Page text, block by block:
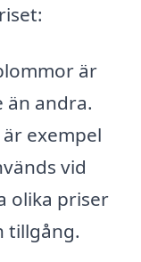
är
än andra.
exempel
vid
olika priser
tillgång.